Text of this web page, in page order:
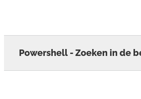
Powershell - Zoeken in de